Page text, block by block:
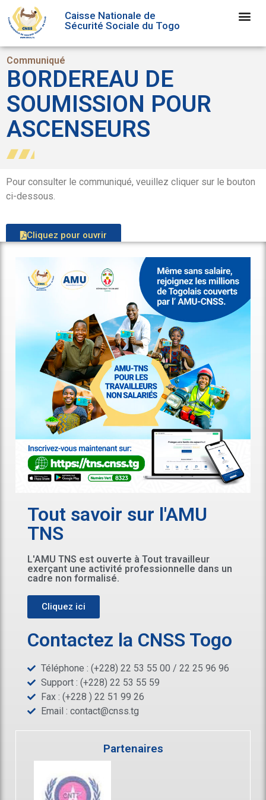
Caisse Nationale de
Sécurité Sociale du Togo
Communiqué
BORDEREAU DE
SOUMISSION POUR
ASCENSEURS
Pour consulter le communiqué, veuillez cliquer sur le bouton
ci-dessous.
Cliquez pour ouvrir
Tout savoir sur l'AMU
TNS
L'AMU TNS est ouverte à Tout travailleur
exerçant une activité professionnelle dans un
cadre non formalisé.
Cliquez ici
Contactez la CNSS Togo
Téléphone : (+228) 22 53 55 00 / 22 25 96 96
Support : (+228) 22 53 55 59
Fax : (+228 ) 22 51 99 26
Email : contact@cnss.tg
Partenaires